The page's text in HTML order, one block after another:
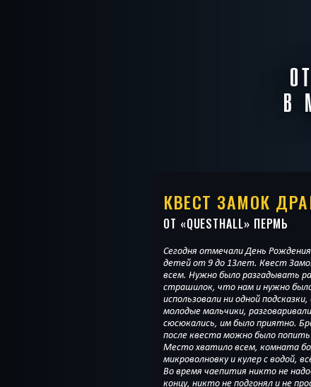
В
КВЕСТ ЗАМОК
ОТ «QUESTHALL» ПЕРМЬ
Сегодня отмечали День
детей от 9 до 13лет. Квест
всем. Нужно было разгадывать
страшилок, что нам и нужно
использовали ни одной
молодые мальчики,
сюсюкались, им было приятно.
после квеста можно было
Место хватило всем, комната
микроволновку и кулер с водой,
Во время чаепития никто не
концу, никто не подгонял и не